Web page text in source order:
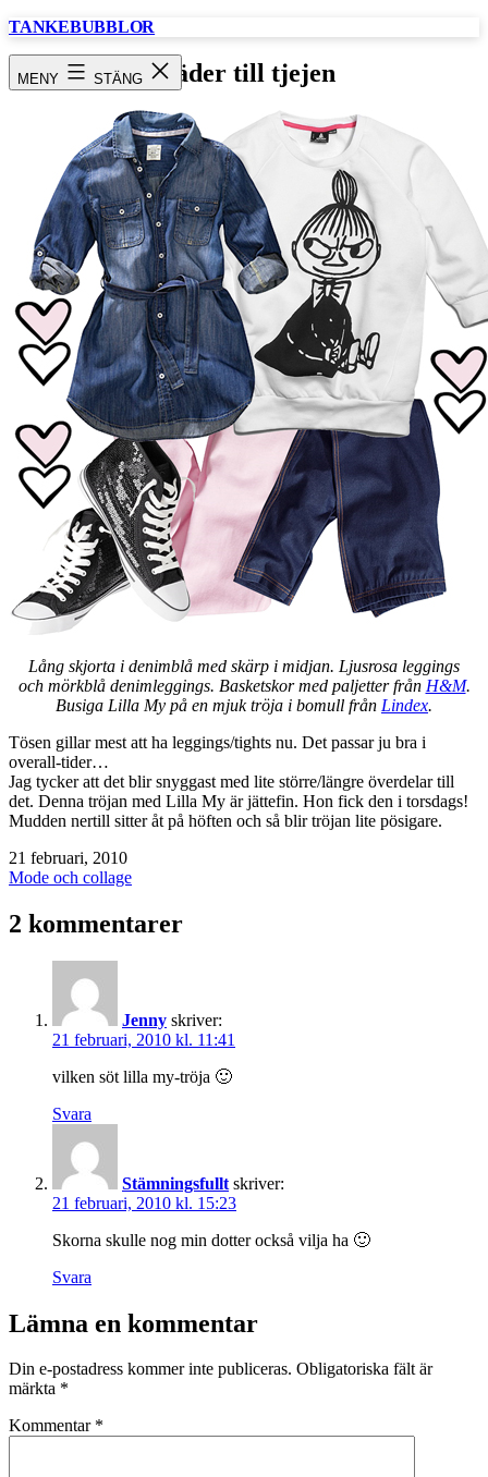
Hoppa
TANKEBUBBLOR
MENY STÄNG kläder till tjejen
Lång skjorta i denimblå med skärp i midjan. Ljusrosa leggings
och mörkblå denimleggings. Basketskor med paljetter från H&M.
Busiga Lilla My på en mjuk tröja i bomull från Lindex.
Tösen gillar mest att ha leggings/tights nu. Det passar ju bra i
overall-tider…
Jag tycker att det blir snyggast med lite större/längre överdelar till
det. Denna tröjan med Lilla My är jättefin. Hon fick den i torsdags!
Mudden nertill sitter åt på höften och så blir tröjan lite pösigare.
Publicerat
den
21 februari, 2010
Kategoriserat
Mode och collage
2 kommentarer
Jenny skriver:
21 februari, 2010 kl. 11:41
vilken söt lilla my-tröja 🙂
Svara
Stämningsfullt skriver:
21 februari, 2010 kl. 15:23
Skorna skulle nog min dotter också vilja ha 🙂
Svara
Lämna en kommentar
Din e-postadress kommer inte publiceras. Obligatoriska fält är
märkta *
Kommentar *